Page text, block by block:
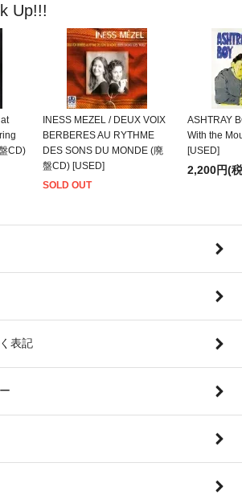
Up!!!
CD)
INESS MEZEL / DEUX VOIX
BERBERES AU RYTHME
DES SONS DU MONDE (廃
盤CD) [USED]
SOLD OUT
ASHTRAY
With the
[USED]
2,200円(
表記